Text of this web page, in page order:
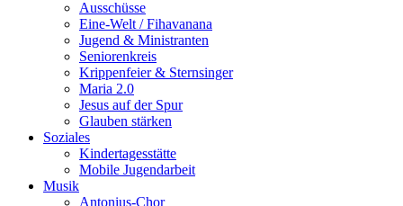
Ausschüsse
Eine-Welt / Fihavanana
Jugend & Ministranten
Seniorenkreis
Krippenfeier & Sternsinger
Maria 2.0
Jesus auf der Spur
Glauben stärken
Soziales
Kindertagesstätte
Mobile Jugendarbeit
Musik
Antonius-Chor